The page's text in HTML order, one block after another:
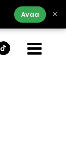
Avaa ×